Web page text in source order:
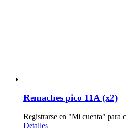
Remaches pico 11A (x2)
Registrarse en "Mi cuenta" para
Detalles